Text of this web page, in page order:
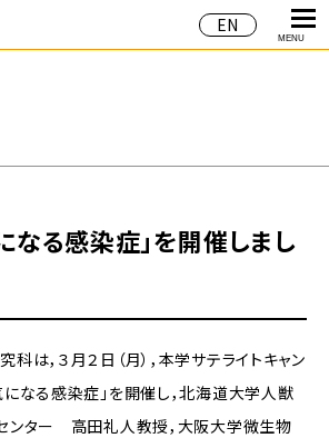
EN
MENU
なる感染症」を開催しまし
は，３月２日（月），本学サテライトキャン
なる感染症」を開催し，北海道大学人獣
ンター 高田礼人教授，大阪大学微生物